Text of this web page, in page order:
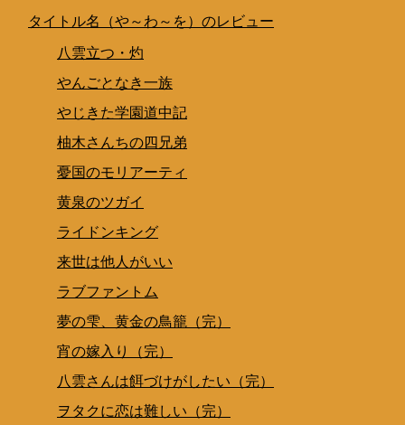
タイトル名（や～わ～を）のレビュー
八雲立つ・灼
やんごとなき一族
やじきた学園道中記
柚木さんちの四兄弟
憂国のモリアーティ
黄泉のツガイ
ライドンキング
来世は他人がいい
ラブファントム
夢の雫、黄金の鳥籠（完）
宵の嫁入り（完）
八雲さんは餌づけがしたい（完）
ヲタクに恋は難しい（完）